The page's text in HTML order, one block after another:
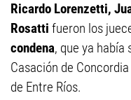
Ricardo Lorenzetti,
Rosatti fueron los
condena, que ya había
Casación de
de Entre Ríos.